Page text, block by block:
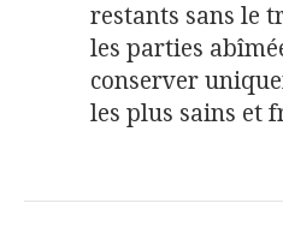
restants sans le
les parties
conserver
les plus sains et